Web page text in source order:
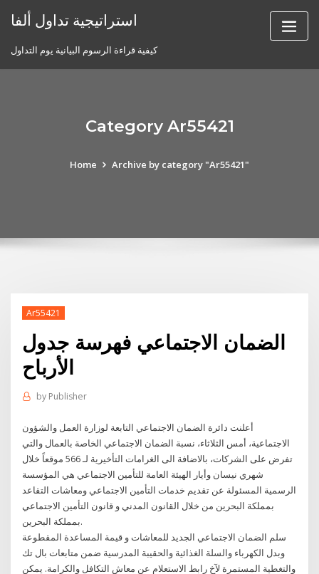
استراتيجية تداول ألفا
كيفية قراءة الرسوم البيانية يوم التداول
Category Ar55421
Home Archive by category "Ar55421"
Ar55421
الضمان الاجتماعي فهرسة جدول
الأرباح
by Publisher
أعلنت دائرة الضمان الاجتماعي التابعة لوزارة العمل والشؤون
الاجتماعية، أمس الثلاثاء، نسبة الضمان الاجتماعي الخاصة بالعمال والتي
تفرض على الشركات، بالاضافة الى الغرامات التأخيرية لـ 566 موقعاً خلال
شهري نيسان وأيار الهيئة العامة للتأمين الاجتماعي هي المؤسسة
الرسمية المسئولة عن تقديم خدمات التأمين الاجتماعي ومعاشات التقاعد
بمملكة البحرين من خلال القانون المدني و قانون التأمين الاجتماعي
بمملكة البحرين.
سلم الضمان الاجتماعي الجديد للمعاشات و قيمة المساعدة المقطوعة
وبدل الكهرباء والسلة الغذائية والحقيبة المدرسية ضمن متابعات بال تك
والتغطية المستمرة لآخ رابط الاستعلام عن معاش التكافل والكرامة. يمكن